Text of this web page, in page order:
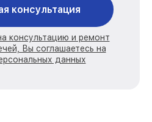
консультация
консультацию и ремонт
Вы соглашаетесь на
данных